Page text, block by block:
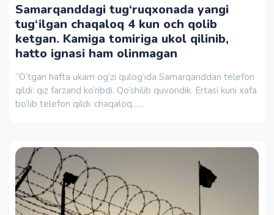
Samarqanddagi tug‘ruqxonada yangi
tug‘ilgan chaqaloq 4 kun och qolib
ketgan. Kamiga tomiriga ukol qilinib,
hatto ignasi ham olinmagan
“O‘tgan hafta ukam og‘zi qulog‘ida Samarqanddan telefon
qildi: qiz farzand ko‘ribdi. Qo‘shilib quvondik. Ertasi kuni xafa
bo‘lib telefon qildi: chaqaloq…...